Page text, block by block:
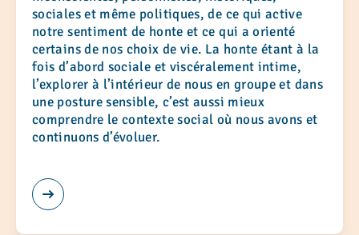
sociales et même politiques, de ce qui active
notre sentiment de honte et ce qui a orienté
certains de nos choix de vie. La honte étant à la
fois d’abord sociale et viscéralement intime,
l’explorer à l’intérieur de nous en groupe et dans
une posture sensible, c’est aussi mieux
comprendre le contexte social où nous avons et
continuons d’évoluer.